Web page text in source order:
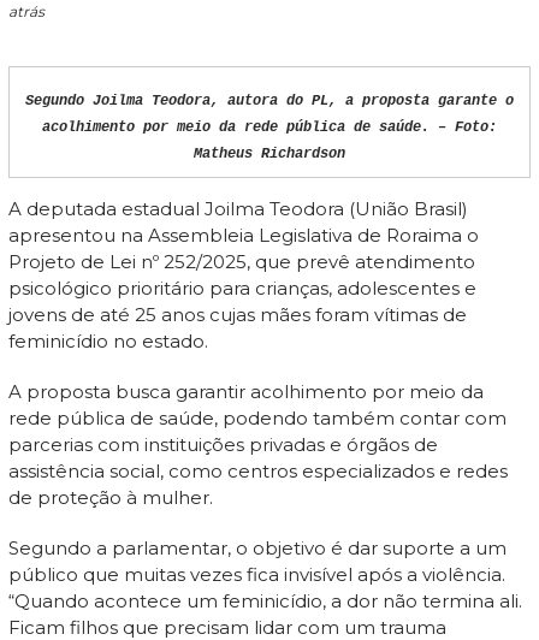
atrás
Segundo Joilma Teodora, autora do PL, a proposta garante o
acolhimento por meio da rede pública de saúde. – Foto:
Matheus Richardson
A deputada estadual Joilma Teodora (União Brasil)
apresentou na Assembleia Legislativa de Roraima o
Projeto de Lei nº 252/2025, que prevê atendimento
psicológico prioritário para crianças, adolescentes e
jovens de até 25 anos cujas mães foram vítimas de
feminicídio no estado.
A proposta busca garantir acolhimento por meio da
rede pública de saúde, podendo também contar com
parcerias com instituições privadas e órgãos de
assistência social, como centros especializados e redes
de proteção à mulher.
Segundo a parlamentar, o objetivo é dar suporte a um
público que muitas vezes fica invisível após a violência.
“Quando acontece um feminicídio, a dor não termina ali.
Ficam filhos que precisam lidar com um trauma